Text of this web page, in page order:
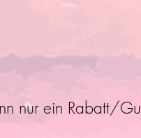
nur ein Rabatt/